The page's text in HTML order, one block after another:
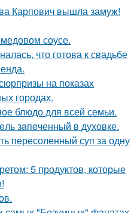
Карпович вышла замуж!
соусе.
что готова к свадьбе
на показах
городах.
блюдо для всей семьи.
зaпeченный в духовке.
пересоленный суп за одну
5 продуктов, которые